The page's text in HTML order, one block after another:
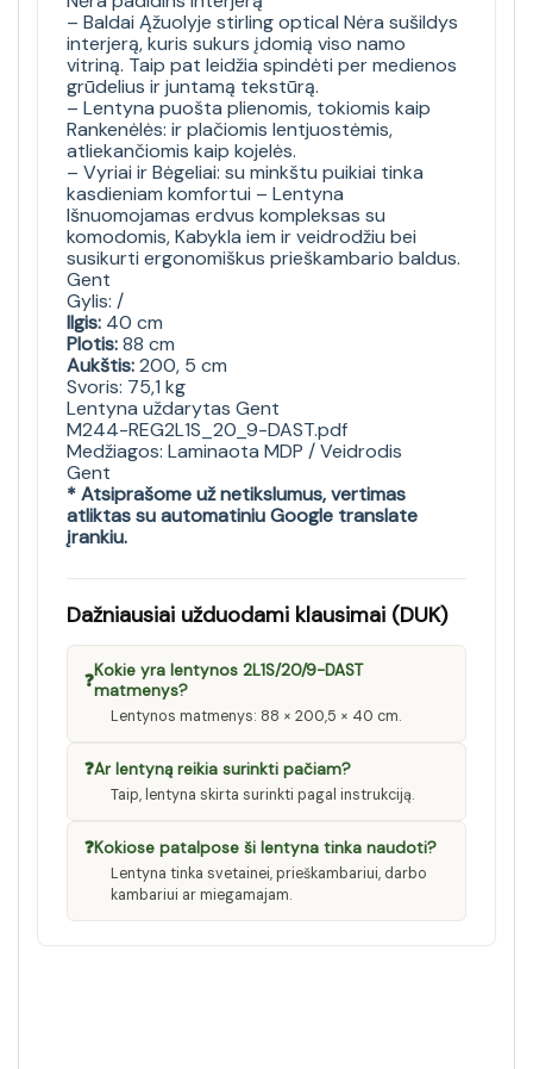
– Baldai Ąžuolyje stirling optical Nėra sušildys
interjerą, kuris sukurs įdomią viso namo
vitriną. Taip pat leidžia spindėti per medienos
grūdelius ir juntamą tekstūrą.
– Lentyna puošta plienomis, tokiomis kaip
Rankenėlės: ir plačiomis lentjuostėmis,
atliekančiomis kaip kojelės.
– Vyriai ir Bėgeliai: su minkštu puikiai tinka
kasdieniam komfortui – Lentyna
Išnuomojamas erdvus kompleksas su
komodomis, Kabykla iem ir veidrodžiu bei
susikurti ergonomiškus prieškambario baldus.
Gent
Gylis: /
Ilgis: 40 cm
Plotis:88 cm
Aukštis:200, 5 cm
Svoris: 75,1 kg
Lentyna uždarytas Gent
M244-REG2L1S_20_9-DAST.pdf
Medžiagos: Laminaota MDP / Veidrodis
Gent
* Atsiprašome už netikslumus, vertimas
atliktas su automatiniu Google translate
įrankiu.
Dažniausiai užduodami klausimai (DUK)
❓Kokie yra lentynos 2L1S/20/9-DAST
matmenys?
Lentynos matmenys: 88 × 200,5 × 40 cm.
❓Ar lentyną reikia surinkti pačiam?
Taip, lentyna skirta surinkti pagal instrukciją.
❓Kokiose patalpose ši lentyna tinka naudoti?
Lentyna tinka svetainei, prieškambariui, darbo
kambariui ar miegamajam.